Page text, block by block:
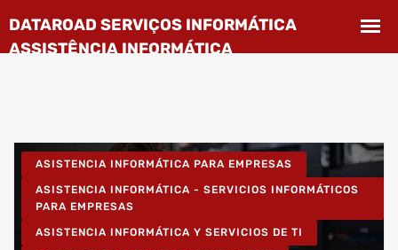
ASISTENCIA INFORMÁTICA PARA EMPRESAS
ASISTENCIA INFORMÁTICA - SERVICIOS INFORMÁTICOS
PARA EMPRESAS
ASISTENCIA INFORMÁTICA Y SERVICIOS DE TI